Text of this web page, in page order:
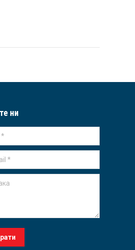
ни